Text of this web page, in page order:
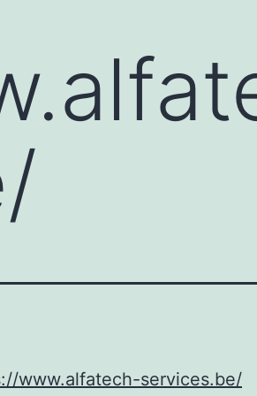
www.alfatech-services.be/